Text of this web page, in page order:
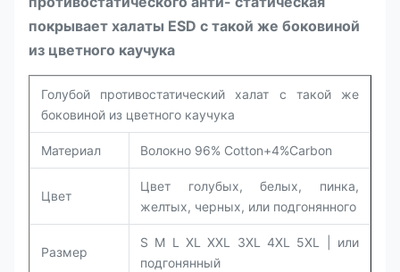
покрывает халаты ESD с такой же боковиной
из цветного каучука
Голубой противостатический халат с такой же
боковиной из цветного каучука
Материал Волокно 96% Cotton+4%Carbon
Цвет
Цвет голубых, белых, пинка,
желтых, черных, или подгонянного
Размер
S M L XL XXL 3XL 4XL 5XL | или
подгонянный